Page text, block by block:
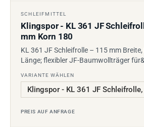
SCHLEIFMITTEL
Klingspor - KL 361 JF
mm Korn 180
KL 361 JF Schleifrolle – 115 mm
Länge; flexibler JF-Baumwollträger
VARIANTE WÄHLEN
PREIS AUF ANFRAGE